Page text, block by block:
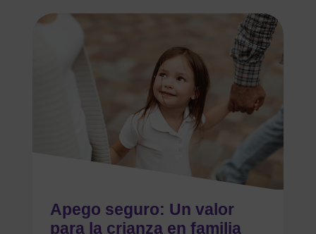
Apego seguro: Un valor
para la crianza en familia